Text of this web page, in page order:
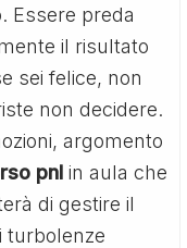
Essere preda
il risultato
sei felice, non
non decidere.
argomento
pnl in aula che
di gestire il
turbolenze